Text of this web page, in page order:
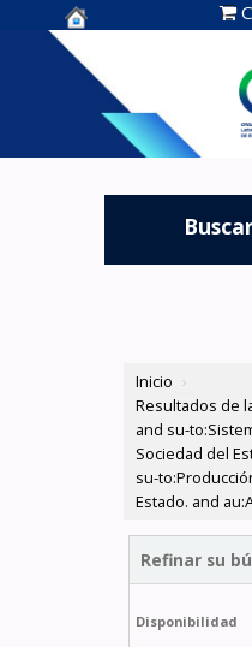
Centro de
Documentación
OLADE -
Inicio ›
Resultados de
and su-
Sociedad del
su-
Estado. and
Refinar su
Disponibilidad